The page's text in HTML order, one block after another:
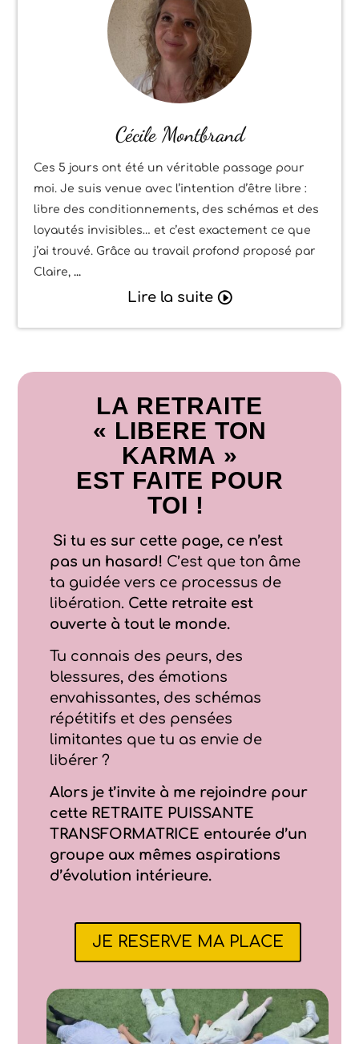
Cécile Montbrand
Ces 5 jours ont été un véritable passage pour
moi. Je suis venue avec l’intention d’être libre :
libre des conditionnements, des schémas et des
loyautés invisibles… et c’est exactement ce que
j’ai trouvé. Grâce au travail profond proposé par
Claire,
Lire la suite
LA RETRAITE
« LIBERE TON
KARMA »
EST FAITE POUR
TOI !
Si tu es sur cette page, ce n’est
pas un hasard! C’est que ton âme
ta guidée vers ce processus de
libération. Cette retraite est
ouverte à tout le monde.
Tu connais des peurs, des
blessures, des émotions
envahissantes, des schémas
répétitifs et des pensées
limitantes que tu as envie de
libérer ?
Alors je t’invite à me rejoindre pour
cette RETRAITE PUISSANTE
TRANSFORMATRICE entourée d’un
groupe aux mêmes aspirations
d’évolution intérieure.
JE RESERVE MA PLACE